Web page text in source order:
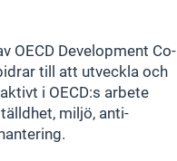
OECD Development Co-
till att utveckla och
i OECD:s arbete
miljö, anti-